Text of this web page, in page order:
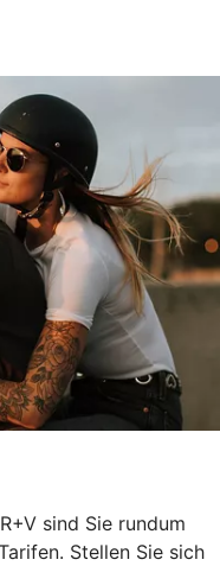
sind Sie rundum
Stellen Sie sich